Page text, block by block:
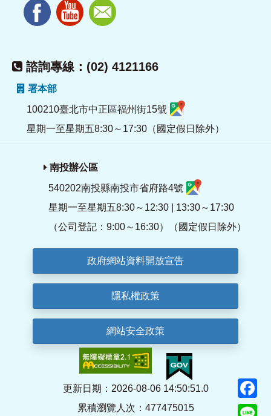
諮詢專線：(02) 4121166
署本部
100210臺北市中正區福州街15號
星期一至星期五8:30～17:30（國定假日除外）
南投辦公區
540202南投縣南投市省府路4號
星期一至星期五8:30～12:30 | 13:30～17:30
（公司登記：9:00～16:30）（國定假日除外）
政府網站資料開放宣告
隱私權政策
網站安全政策
更新日期：2026-08-06 14:50:51.0
累積瀏覽人次：477475015